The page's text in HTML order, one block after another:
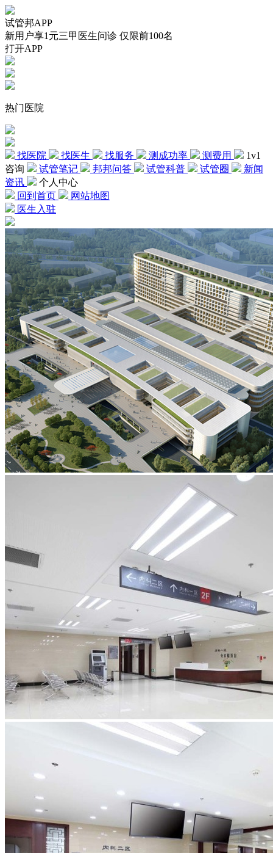
试管邦APP
新用户享1元三甲医生问诊 仅限前100名
打开APP
热门医院
找医院 找医生 找服务 测成功率 测费用
1v1
咨询
试管笔记 邦邦问答 试管科普 试管圈
新闻
资讯
个人中心
回到首页
网站地图
医生入驻